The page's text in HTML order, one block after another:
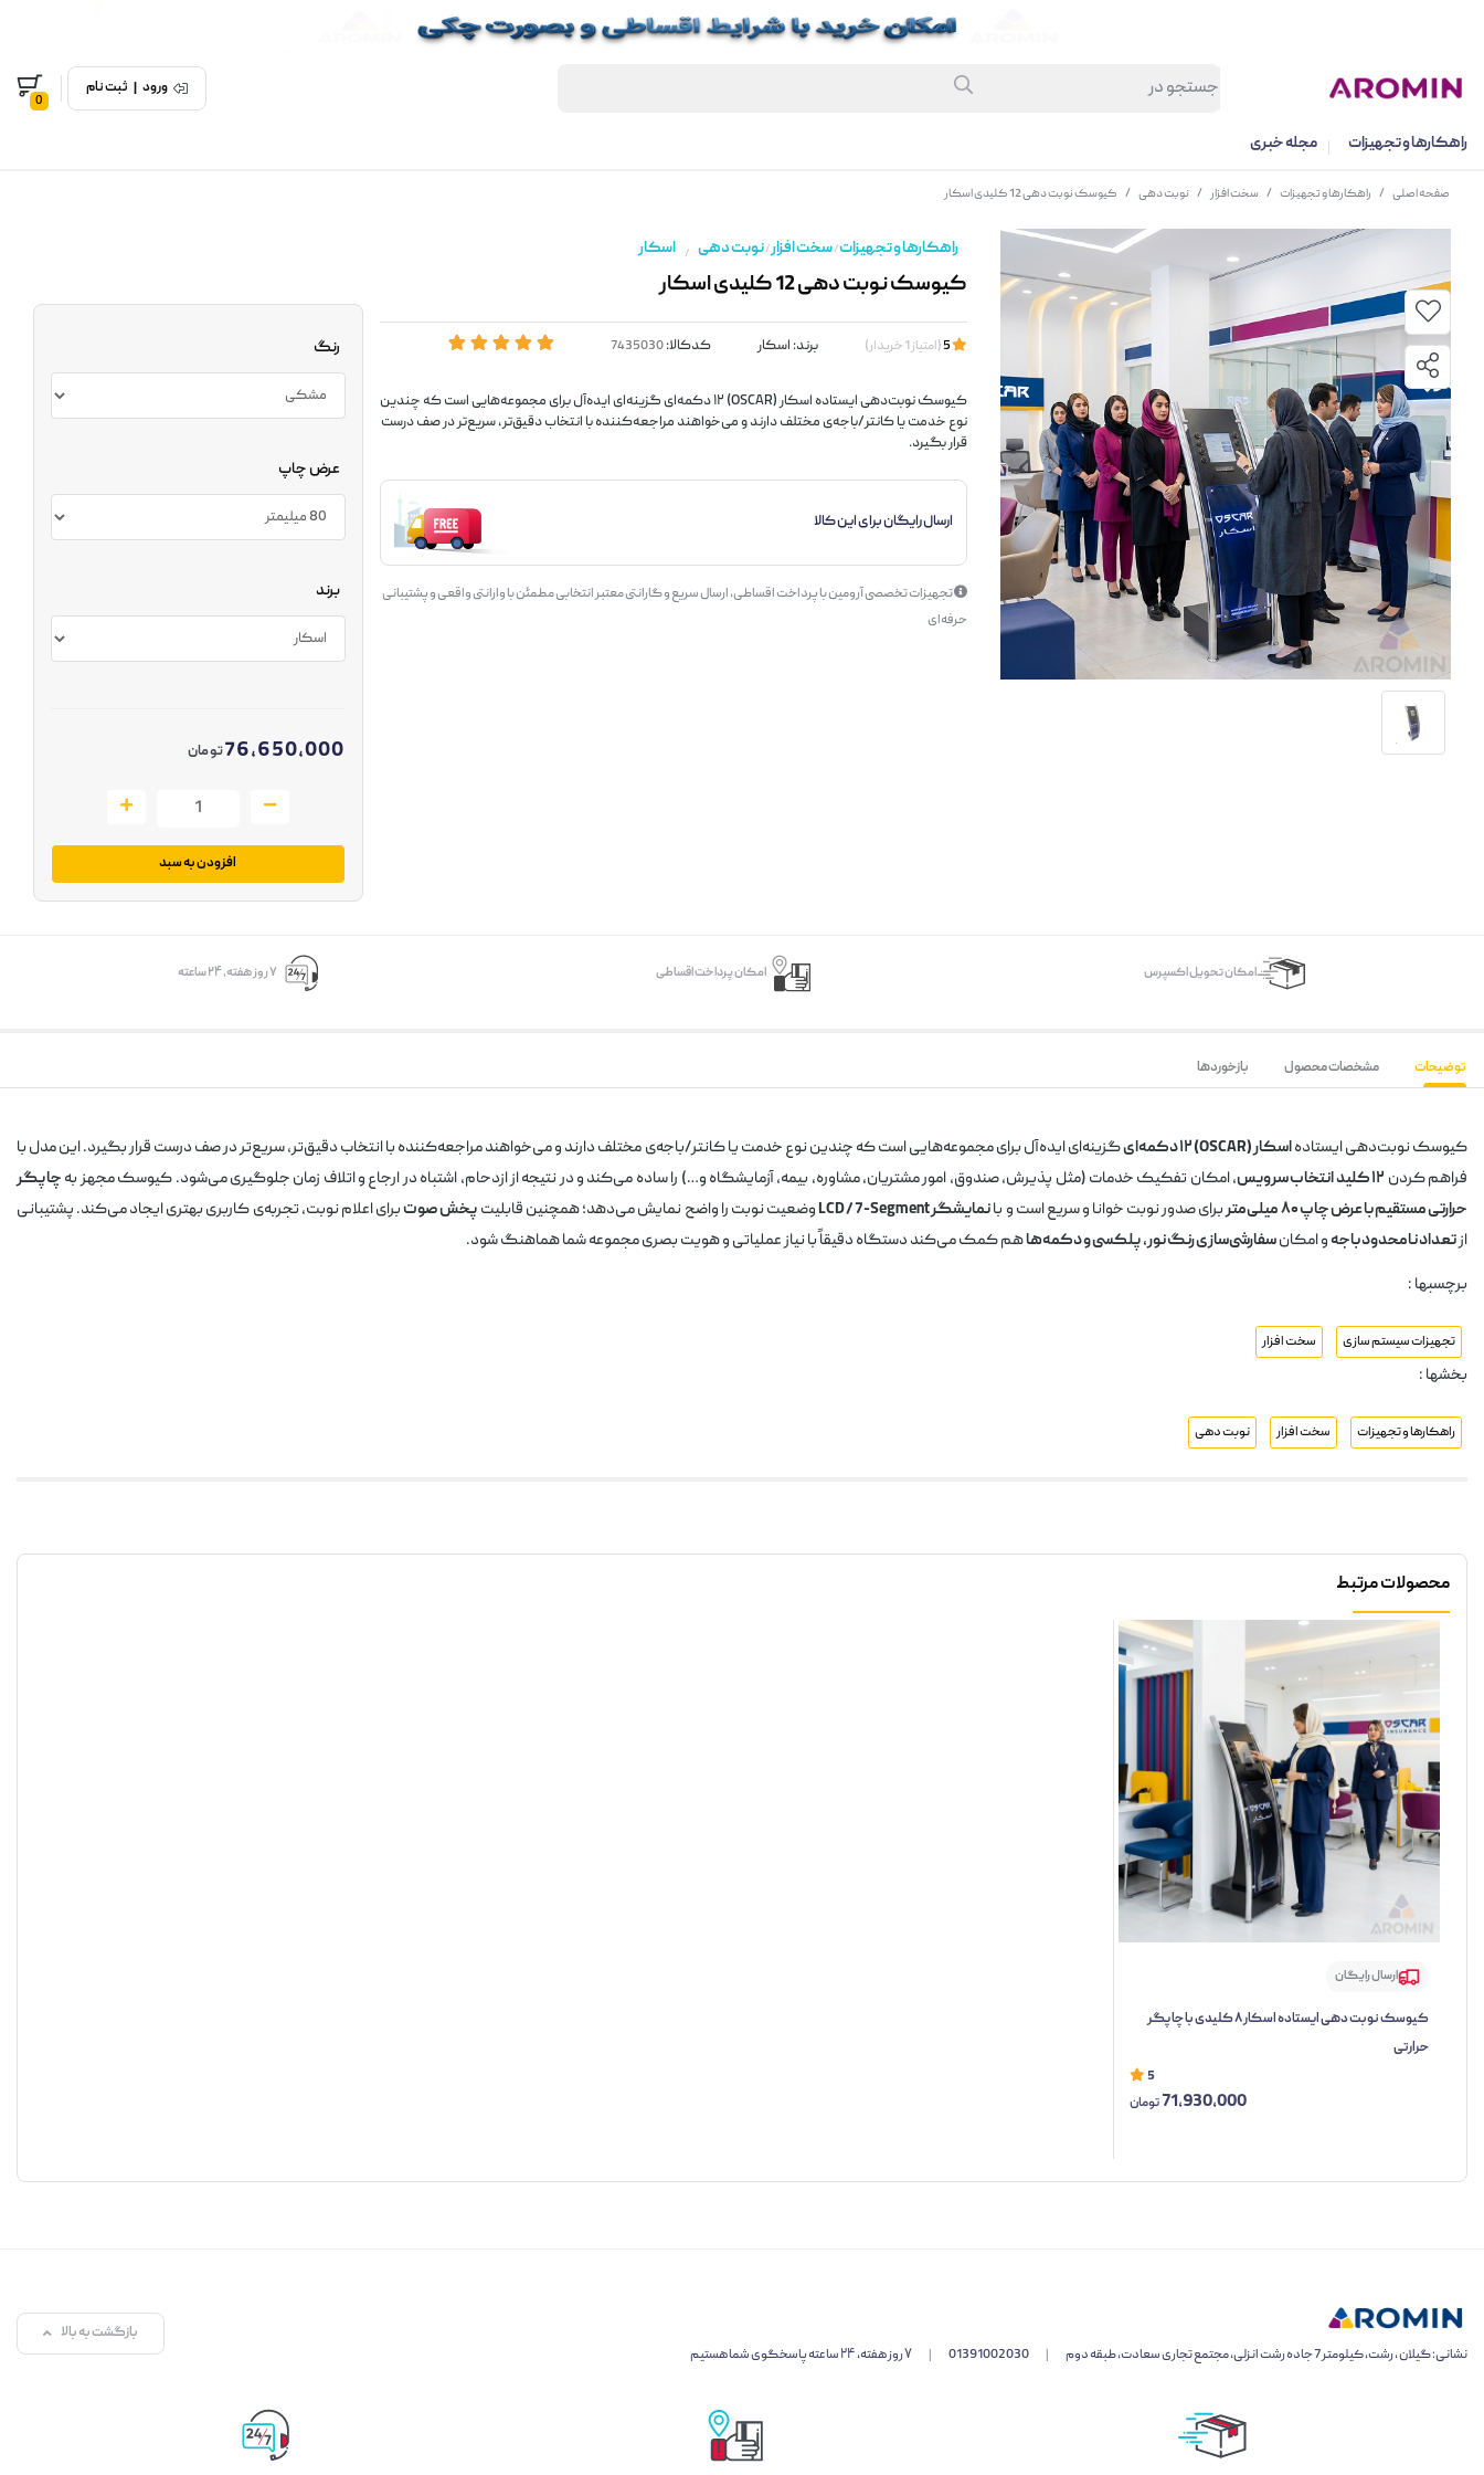
ورود | ثبت نام
0
راهکارها و تجهیزات مجله خبری
صفحه اصلی / راهکارها و تجهیزات / سخت افزار / نوبت دهی / کیوسک نوبت دهی 12 کلیدی اسکار
راهکارها و تجهیزات/سخت افزار/نوبت دهی / اسکار
کیوسک نوبت دهی 12 کلیدی اسکار
(امتیاز1خریدار) برند: اسکار کدکالا:
کیوسک نوبت‌دهی ایستاده اسکار (OSCAR) ۱۲ دکمه‌ای گزینه‌ای ایده‌آل برای مجموعه‌هایی است که چندین
نوع خدمت یا کانتر/باجه‌ی مختلف دارند و می‌خواهند مراجعه‌کننده با انتخاب دقیق‌تر، سریع‌تر در صف درست
قرار بگیرد.
ارسال رایگان برای این کالا
تجهیزات تخصصی آرومین با پرداخت اقساطی، ارسال سریع و گارانتی معتبر انتخابی مطمئن با وارانتی واقعی و پشتیبانی
حرفه‌ای
رنگ
عرض چاپ
برند
76,650,000تومان
افزودن به سبد
اﻣﮑﺎن ﺗﺤﻮﯾﻞ اﮐﺴﭙﺮس امکان پرداخت اقساطی ۷ روز ﻫﻔﺘﻪ، ۲۴ ﺳﺎﻋﺘﻪ
توضیحات مشخصات محصول بازخوردها
کیوسک نوبت‌دهی ایستادهاسکار (OSCAR) ۱۲ دکمه‌ای
گزینه‌ای ایده‌آل برای مجموعه‌هایی است که چندین نوع خدمت یا کانتر/باجه‌ی مختلف دارند و می‌خواهند مراجعه‌کننده با انتخاب دقیق‌تر، سریع‌تر در صف درست قرار بگیرد. این مدل با
فراهم کردن ۱۲ کلید انتخاب سرویس ، امکان تفکیک خدمات (مثل پذیرش، صندوق، امور مشتریان، مشاوره، بیمه، آزمایشگاه و…) را ساده می‌کند و در نتیجه از ازدحام، اشتباه در ارجاع و اتلاف زمان جلوگیری می‌شود. کیوسک مجهز به چاپگر
حرارتی مستقیم با عرض چاپ ۸۰ میلی‌متر
برای صدور نوبت خوانا و سریع است و بانمایشگر LCD / 7-Segment وضعیت نوبت را واضح نمایش می‌دهد؛ همچنین قابلیت پخش صوتبرای اعلام نوبت، تجربه‌ی کاربری بهتری ایجاد می‌کند. پشتیبانی
ازتعداد نامحدود باجهو امکانسفارشی‌سازی رنگ نور، پلکسی و دکمه‌هاهم کمک می‌کند دستگاه دقیقاً با نیاز عملیاتی و هویت بصری مجموعه شما هماهنگ شود.
برچسبها :
تجهیزات سیستم سازی سخت افزار
بخشها :
راهکارها و تجهیزات سخت افزار نوبت دهی
محصولات مرتبط
ارسال رایگان
کیوسک نوبت دهی ایستاده اسکار ۸ کلیدی با چاپگر
حرارتی
5
71,930,000 تومان
نشانی: گیلان ، رشت، کیلومتر 7 جاده رشت انزلی، مجتمع تجاری سعادت، طبقه دوم |
01391002030
| ۷ روز هفته، ۲۴ ساعته پاسخگوی شما هستیم
بازگشت به بالا